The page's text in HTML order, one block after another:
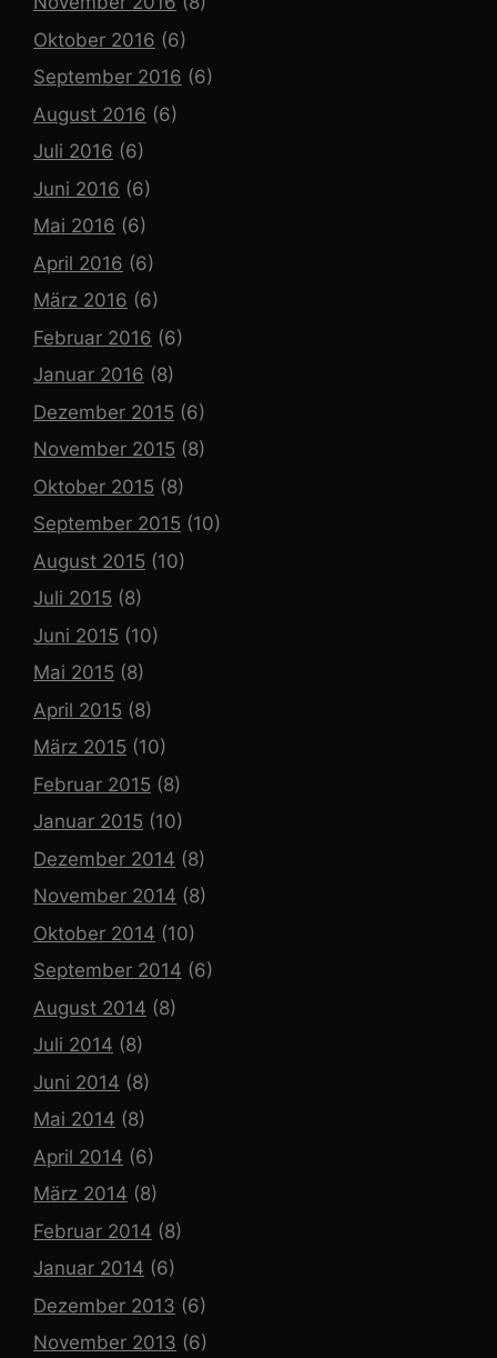
Oktober 2016 (6)
September 2016 (6)
August 2016 (6)
Juli 2016 (6)
Juni 2016 (6)
Mai 2016 (6)
April 2016 (6)
März 2016 (6)
Februar 2016 (6)
Januar 2016 (8)
Dezember 2015 (6)
November 2015 (8)
Oktober 2015 (8)
September 2015 (10)
August 2015 (10)
Juli 2015 (8)
Juni 2015 (10)
Mai 2015 (8)
April 2015 (8)
März 2015 (10)
Februar 2015 (8)
Januar 2015 (10)
Dezember 2014 (8)
November 2014 (8)
Oktober 2014 (10)
September 2014 (6)
August 2014 (8)
Juli 2014 (8)
Juni 2014 (8)
Mai 2014 (8)
April 2014 (6)
März 2014 (8)
Februar 2014 (8)
Januar 2014 (6)
Dezember 2013 (6)
November 2013 (6)